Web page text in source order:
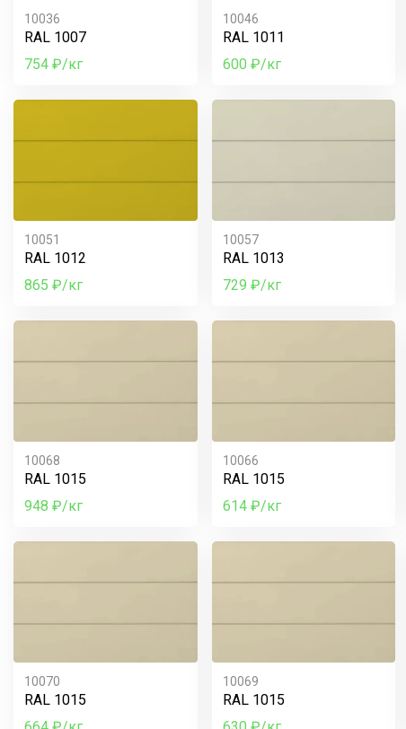
10036
RAL 1007
754 ₽/кг
10046
RAL 1011
600 ₽/кг
10051
RAL 1012
865 ₽/кг
10057
RAL 1013
729 ₽/кг
10068
RAL 1015
948 ₽/кг
10066
RAL 1015
614 ₽/кг
10070
RAL 1015
10069
RAL 1015